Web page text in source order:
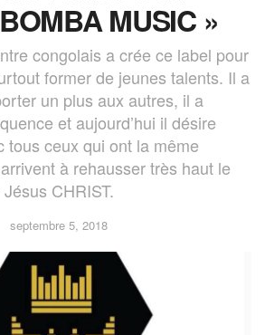
MUSIC »
congolais a crée ce label pour
former de jeunes talents. Il a
un plus aux autres, il a
et aujourd’hui il désire
tous ceux qui ont la même
à rehausser très haut le
CHRIST.
septembre 5, 2018